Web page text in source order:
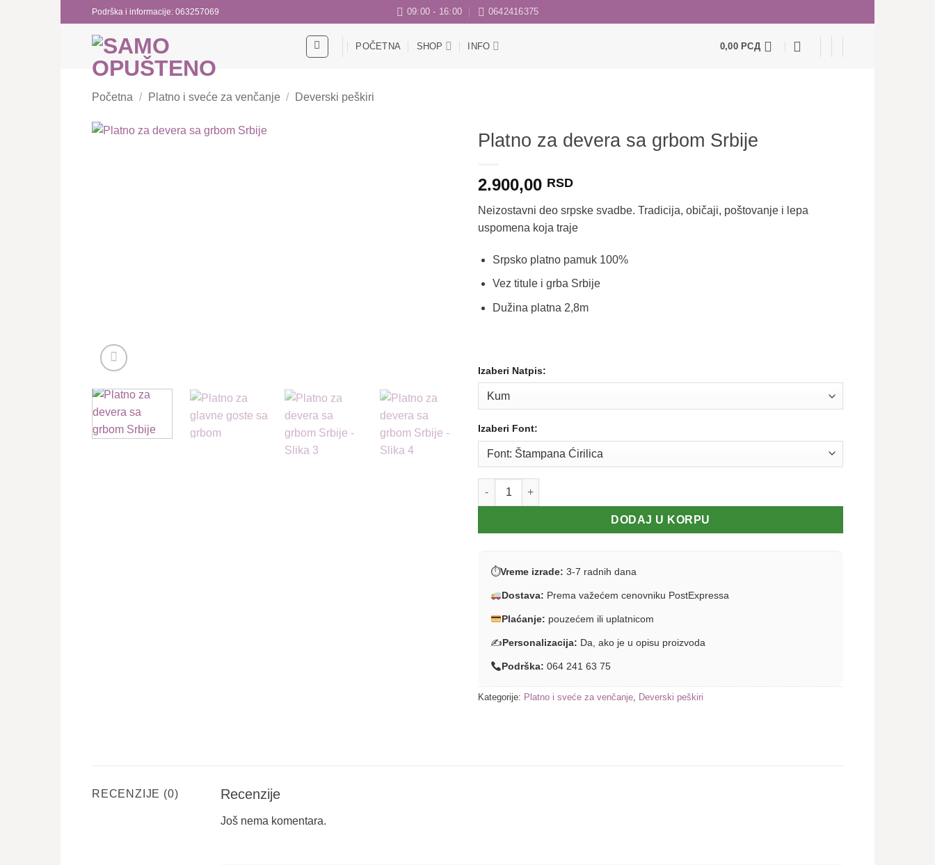
Preskoči
na
sadržaj
Podrška i informacije: 063257069 09:00 - 16:00 0642416375
POČETNA SHOP INFO 0,00 РСД
Početna / Platno i sveće za venčanje / Deverski peškiri
Platno za devera sa grbom Srbije
2.900,00 RSD
Neizostavni deo srpske svadbe. Tradicija, običaji, poštovanje i lepa
uspomena koja traje
Srpsko platno pamuk 100%
Vez titule i grba Srbije
Dužina platna 2,8m
Izaberi Natpis:
Izaberi Font:
Platno za devera sa grbom Srbije količina
DODAJ U KORPU
⏱Vreme izrade: 3-7 radnih dana
Dostava: Prema važećem cenovniku PostExpressa
Plaćanje: pouzećem ili uplatnicom
✍️Personalizacija: Da, ako je u opisu proizvoda
Podrška: 064 241 63 75
Kategorije: Platno i sveće za venčanje, Deverski peškiri
RECENZIJE (0) Recenzije
Još nema komentara.